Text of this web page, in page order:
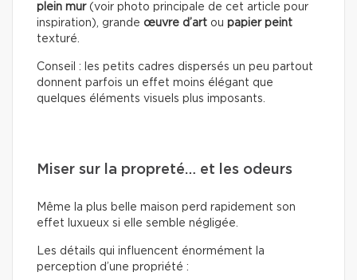
plein mur (voir photo principale de cet article pour
inspiration), grande œuvre d’art ou papier peint
texturé.
Conseil : les petits cadres dispersés un peu partout
donnent parfois un effet moins élégant que
quelques éléments visuels plus imposants.
Miser sur la propreté… et les odeurs
Même la plus belle maison perd rapidement son
effet luxueux si elle semble négligée.
Les détails qui influencent énormément la
perception d’une propriété :